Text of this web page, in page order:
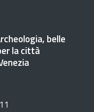
belle
la città